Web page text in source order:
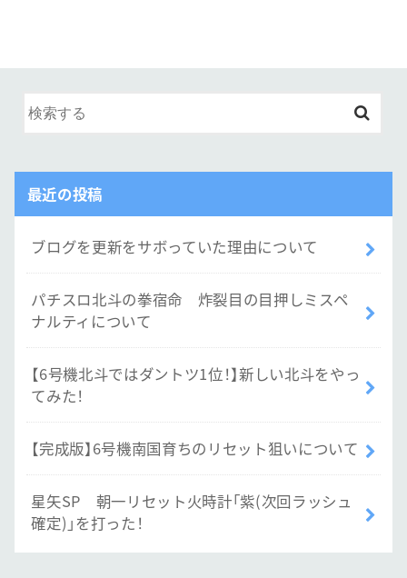
最近の投稿
ブログを更新をサボっていた理由について
パチスロ北斗の拳宿命 炸裂目の目押しミスペ
ナルティについて
【6号機北斗ではダントツ1位！】新しい北斗をやっ
てみた！
【完成版】6号機南国育ちのリセット狙いについて
星矢SP 朝一リセット火時計「紫(次回ラッシュ
確定)」を打った！